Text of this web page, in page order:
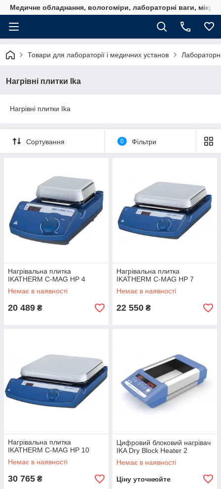
Медичне обладнання, вологоміри, лабораторні ваги,
Товари для лабораторії і медичних установ
Нагрівні плитки Ika
Нагрівні плитки Ika
Сортування 0 Фільтри
Нагрівальна плитка
IKATHERM C-MAG HP 4
Немає в наявності
20 489 ₴
Нагрівальна плитка
IKATHERM C-MAG HP 7
Немає в наявності
22 550 ₴
Нагрівальна плитка
IKATHERM C-MAG HP 10
Немає в наявності
30 765 ₴
Цифровий блоковий нагрівач
IKA Dry Block Heater 2
Немає в наявності
Ціну уточнюйте